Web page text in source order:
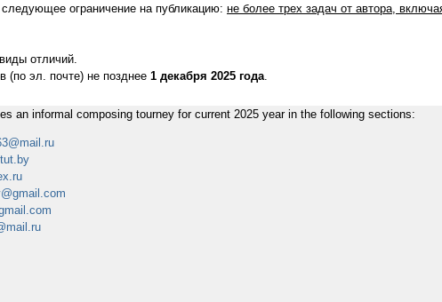
ограничение на публикацию: не более трех задач от автора,
отличий.
(по эл. почте) не позднее 1 декабря 2025 года.
an informal composing tourney for current 2025 year in the following sections: